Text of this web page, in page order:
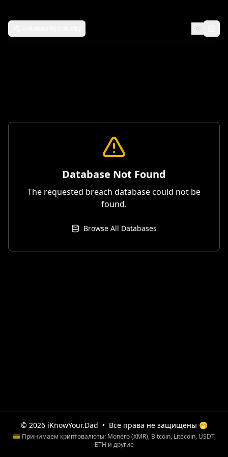
Database Not Found
The requested breach database could not be
found.
Browse All Databases
© 2026 iKnowYour.Dad • Все права не защищены 🤭
💳 Принимаем криптовалюты: Monero (XMR), Bitcoin, Litecoin, USDT,
ETH и другие